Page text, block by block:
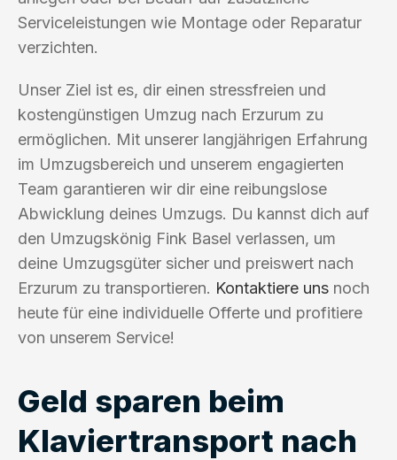
Serviceleistungen wie Montage oder Reparatur
verzichten.
Unser Ziel ist es, dir einen stressfreien und
kostengünstigen Umzug nach Erzurum zu
ermöglichen. Mit unserer langjährigen Erfahrung
im Umzugsbereich und unserem engagierten
Team garantieren wir dir eine reibungslose
Abwicklung deines Umzugs. Du kannst dich auf
den Umzugskönig Fink Basel verlassen, um
deine Umzugsgüter sicher und preiswert nach
Erzurum zu transportieren. Kontaktiere uns noch
heute für eine individuelle Offerte und profitiere
von unserem Service!
Geld sparen beim
Klaviertransport nach